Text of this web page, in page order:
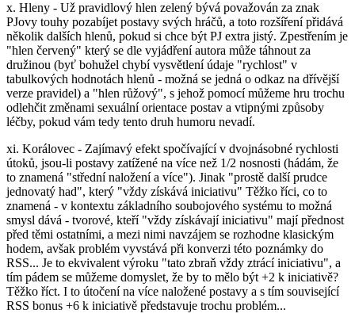
x. Hleny - Už pravidlový hlen zelený bývá považován za znak
PJovy touhy pozabíjet postavy svých hráčů, a toto rozšíření přidává
několik dalších hlenů, pokud si chce být PJ extra jistý. Zpestřením je
"hlen červený" který se dle vyjádření autora může táhnout za
družinou (byť bohužel chybí vysvětlení údaje "rychlost" v
tabulkových hodnotách hlenů - možná se jedná o odkaz na dřívější
verze pravidel) a "hlen růžový", s jehož pomocí můžeme hru trochu
odlehčit změnami sexuální orientace postav a vtipnými způsoby
léčby, pokud vám tedy tento druh humoru nevadí.
xi. Korálovec - Zajímavý efekt spočívající v dvojnásobné rychlosti
útoků, jsou-li postavy zatížené na více než 1/2 nosnosti (hádám, že
to znamená "střední naložení a více"). Jinak "prostě další prudce
jednovatý had", který "vždy získává iniciativu" Těžko říci, co to
znamená - v kontextu základního soubojového systému to možná
smysl dává - tvorové, kteří "vždy získávají iniciativu" mají přednost
před těmi ostatními, a mezi nimi navzájem se rozhodne klasickým
hodem, avšak problém vyvstává při konverzi této poznámky do
RSS... Je to ekvivalent výroku "tato zbraň vždy ztrácí iniciativu", a
tím pádem se můžeme domyslet, že by to mělo být +2 k iniciativě?
Těžko říct. I to útočení na více naložené postavy a s tím související
RSS bonus +6 k iniciativě představuje trochu problém...